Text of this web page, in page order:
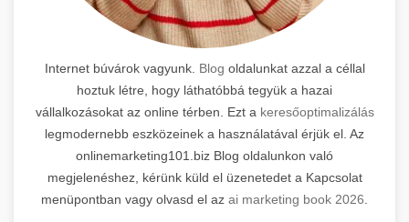
Internet búvárok vagyunk. Blog oldalunkat azzal a céllal
hoztuk létre, hogy láthatóbbá tegyük a hazai
vállalkozásokat az online térben. Ezt a keresőoptimalizálás
legmodernebb eszközeinek a használatával érjük el. Az
onlinemarketing101.biz Blog oldalunkon való
megjelenéshez, kérünk küld el üzenetedet a Kapcsolat
menüpontban vagy olvasd el az ai marketing book 2026